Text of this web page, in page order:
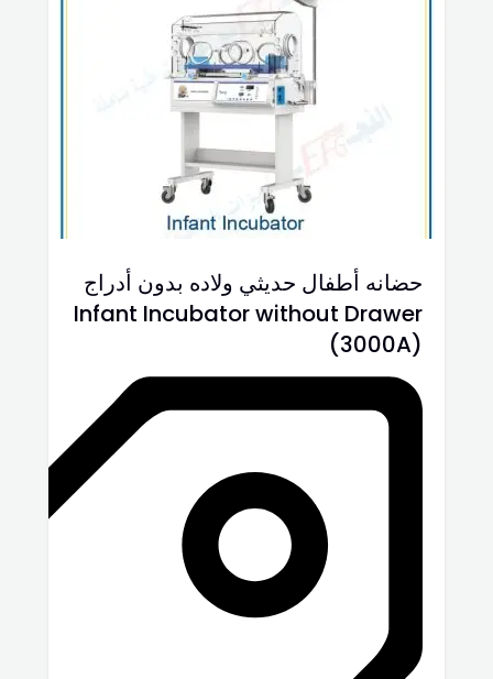
حضانه أطفال حديثي ولاده بدون أدراج
Infant Incubator without Drawer
(3000A)